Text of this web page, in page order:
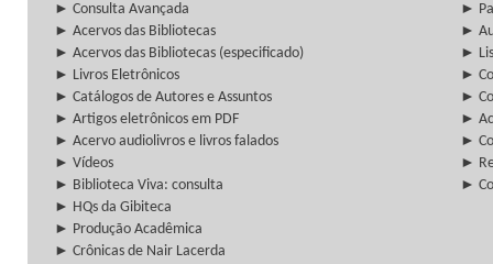
► Consulta Avançada
►
► Acervos das Bibliotecas
►
► Acervos das Bibliotecas (especificado)
►
► Livros Eletrônicos
►
► Catálogos de Autores e Assuntos
►
► Artigos eletrônicos em PDF
►
► Acervo audiolivros e livros falados
►
► Vídeos
►
► Biblioteca Viva: consulta
►
► HQs da Gibiteca
► Produção Acadêmica
► Crônicas de Nair Lacerda